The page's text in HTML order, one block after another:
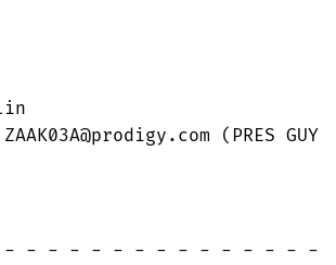
(PRES GUY
- - - - - - - - - - - - - - -